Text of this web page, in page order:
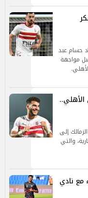
حسام عبد
مواجهة
إلى
والتي
مع نادي